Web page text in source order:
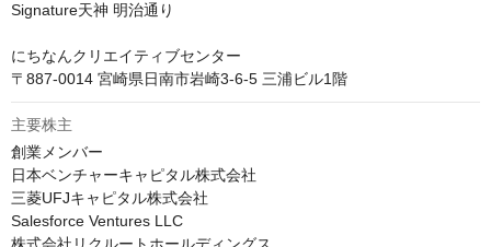
Signature天神 明治通り
にちなんクリエイティブセンター
〒887-0014 宮崎県日南市岩崎3-6-5 三浦ビル1階
主要株主
創業メンバー
日本ベンチャーキャピタル株式会社
三菱UFJキャピタル株式会社
Salesforce Ventures LLC